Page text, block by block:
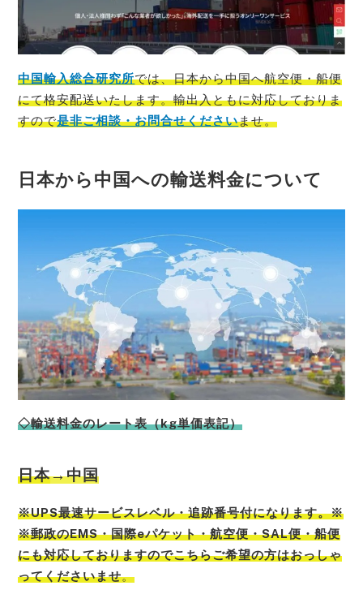
中国輸入総合研究所では、日本から中国へ航空便・船便
にて格安配送いたします。輸出入ともに対応しておりま
すので是非ご相談・お問合せくださいませ。
日本から中国への輸送料金について
◇輸送料金のレート表（kg単価表記）
日本→中国
※UPS最速サービスレベル・追跡番号付になります。※
※郵政のEMS・国際eパケット・航空便・SAL便・船便
にも対応しておりますのでこちらご希望の方はおっしゃ
ってくださいませ。